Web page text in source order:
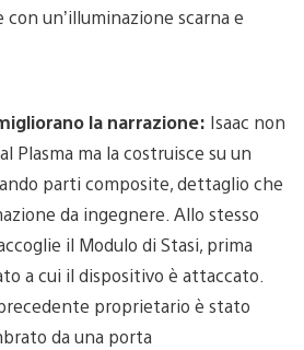
con un’illuminazione scarna e
la narrazione: Isaac non
Plasma ma la costruisce su un
parti composite, dettaglio che
da ingegnere. Allo stesso
il Modulo di Stasi, prima
a cui il dispositivo è attaccato.
proprietario è stato
da una porta